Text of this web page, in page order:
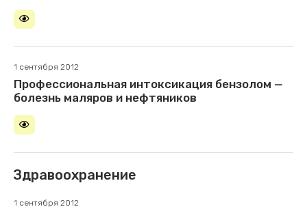
1 сентября 2012
Профессиональная интоксикация бензолом —
болезнь маляров и нефтяников
Здравоохранение
1 сентября 2012